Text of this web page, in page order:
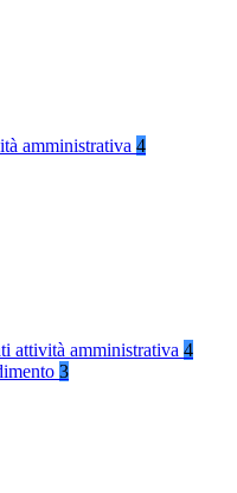
amministrativa 4
attività amministrativa 4
3